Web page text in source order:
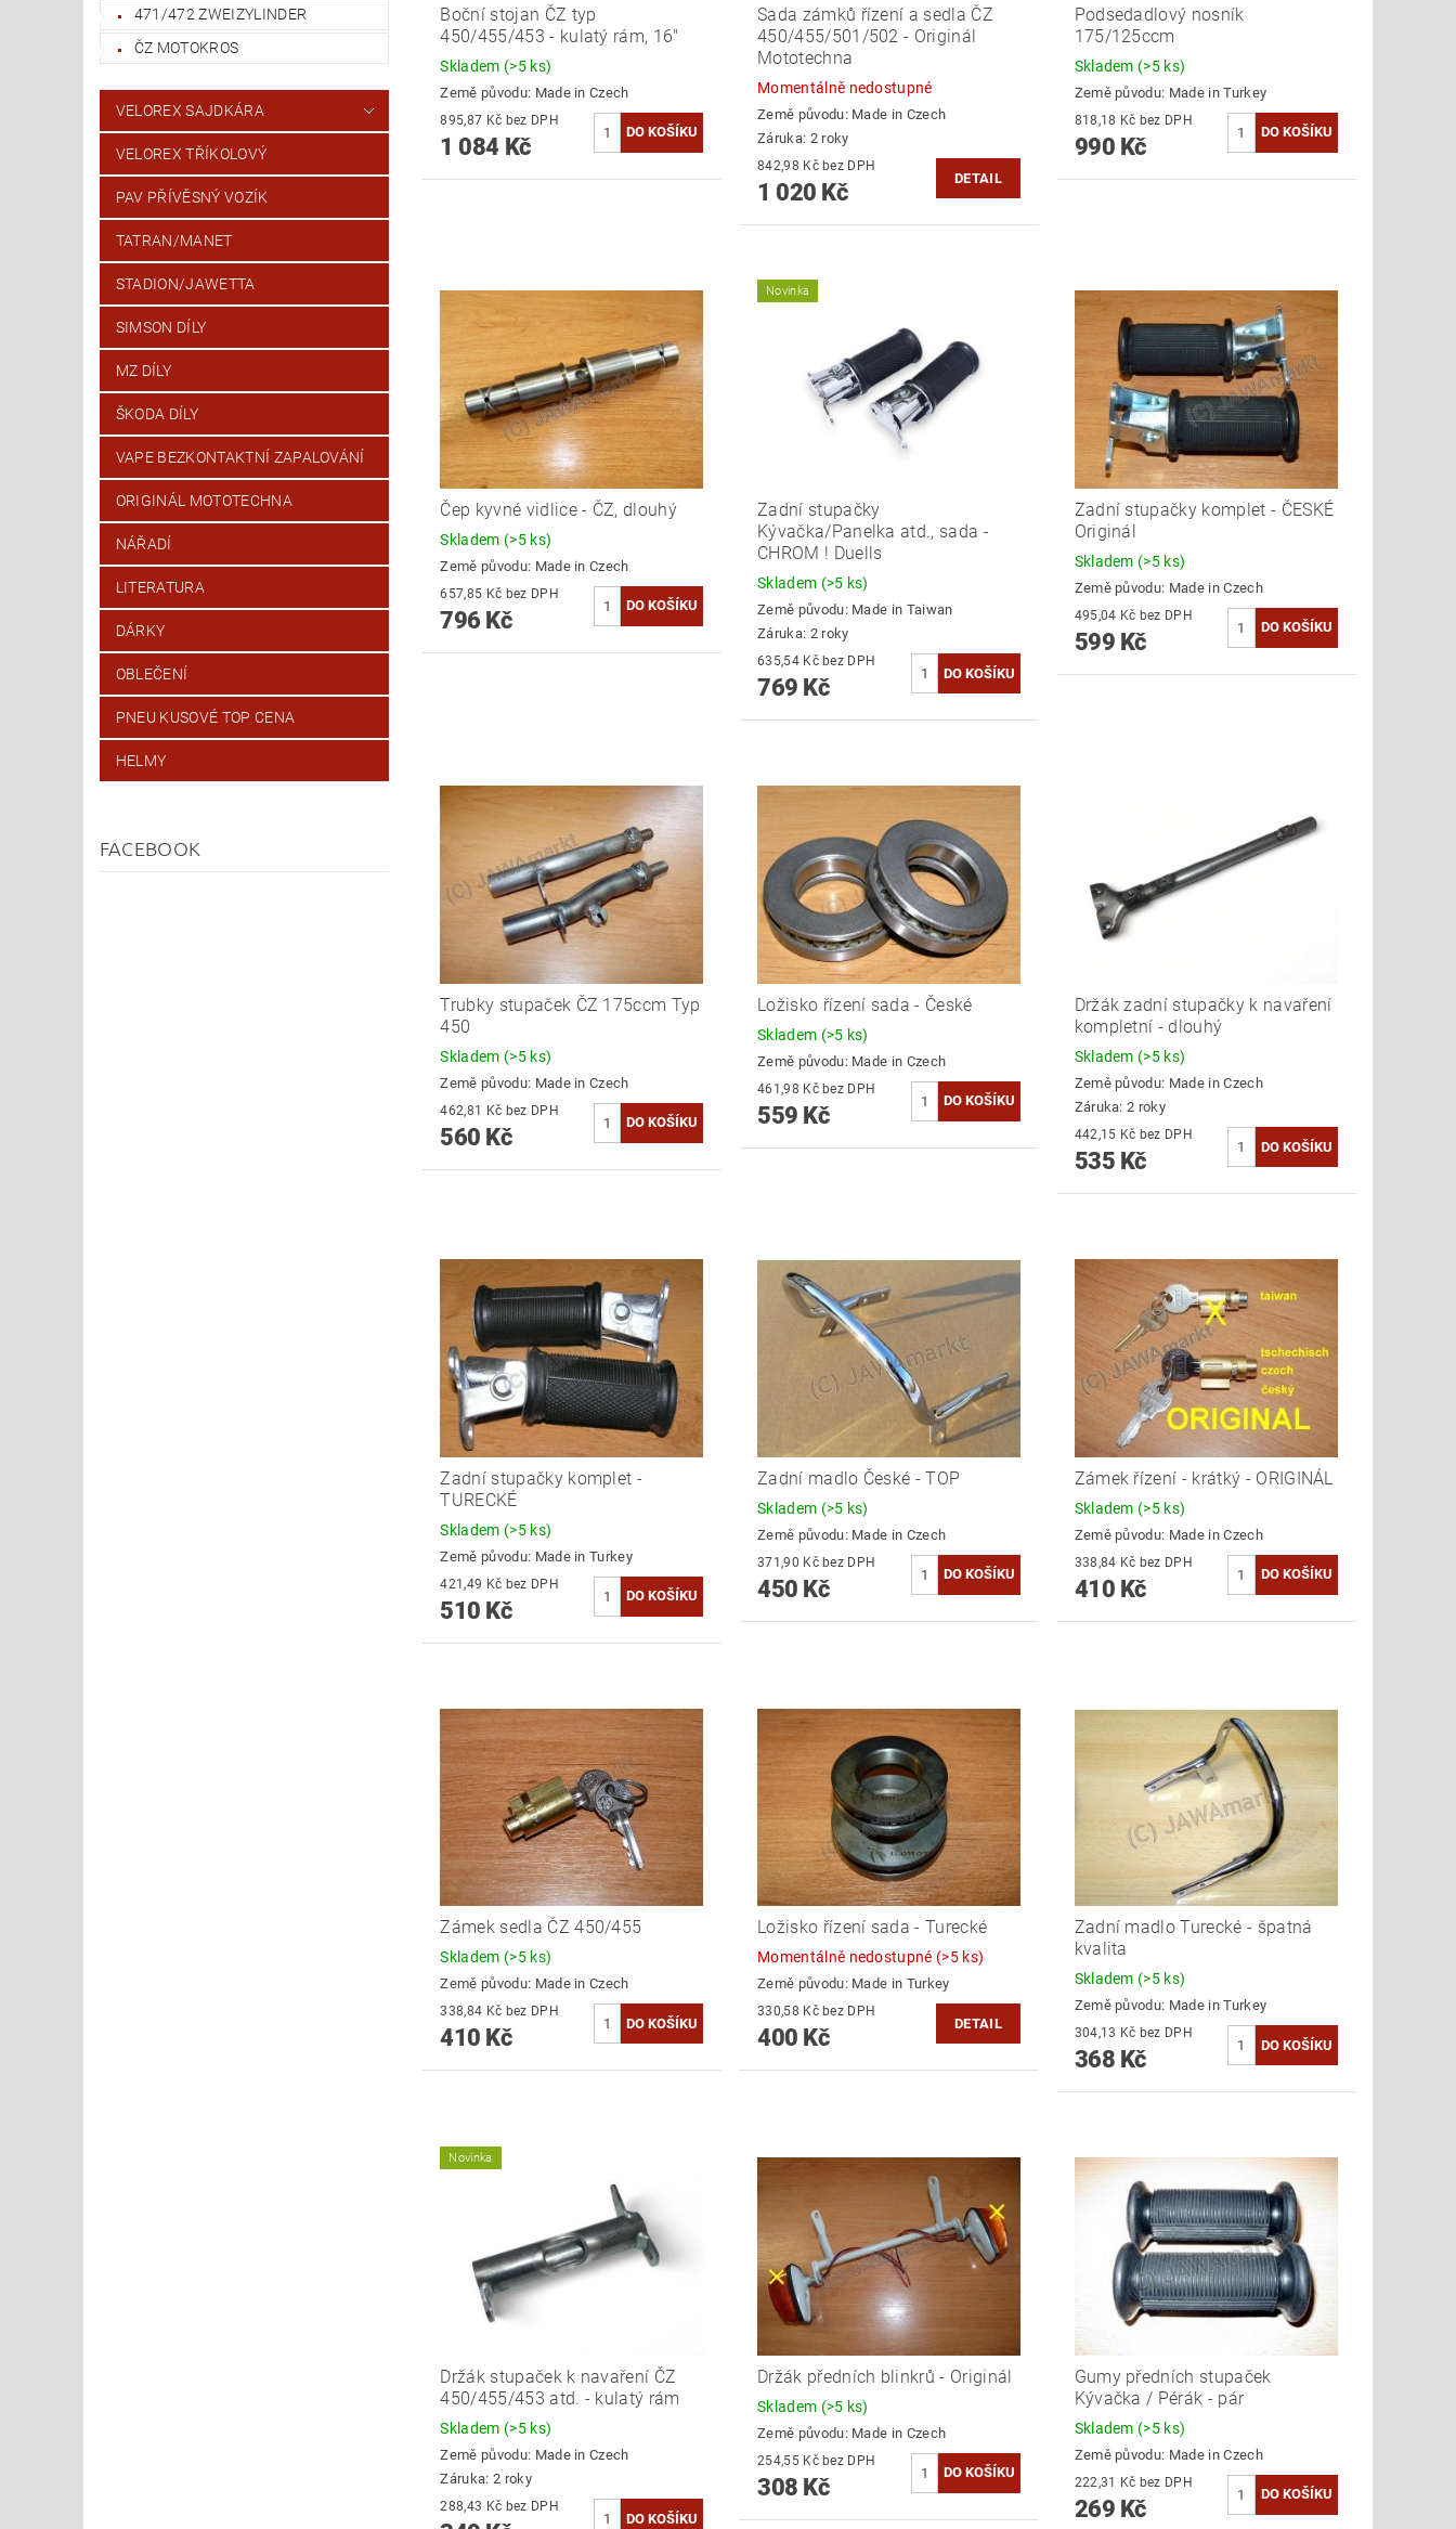
471/472 ZWEIZYLINDER
ČZ MOTOKROS
VELOREX SAJDKÁRA
VELOREX TŘÍKOLOVÝ
PAV PŘÍVĚSNÝ VOZÍK
TATRAN/MANET
STADION/JAWETTA
SIMSON DÍLY
MZ DÍLY
ŠKODA DÍLY
VAPE BEZKONTAKTNÍ ZAPALOVÁNÍ
ORIGINÁL MOTOTECHNA
NÁŘADÍ
LITERATURA
DÁRKY
OBLEČENÍ
PNEU KUSOVÉ TOP CENA
HELMY
FACEBOOK
Boční stojan ČZ typ
450/455/453 - kulatý rám, 16"
Skladem (>5 ks)
Země původu: Made in Czech
895,87 Kč bez DPH
1 084 Kč
Sada zámků řízení a sedla ČZ
450/455/501/502 - Originál
Mototechna
Momentálně nedostupné
Země původu: Made in Czech
Záruka: 2 roky
842,98 Kč bez DPH
1 020 Kč
DETAIL
Podsedadlový nosník
175/125ccm
Skladem (>5 ks)
Země původu: Made in Turkey
818,18 Kč bez DPH
990 Kč
Čep kyvné vidlice - ČZ, dlouhý
Skladem (>5 ks)
Země původu: Made in Czech
657,85 Kč bez DPH
796 Kč
Novinka
Zadní stupačky
Kývačka/Panelka atd., sada -
CHROM ! Duells
Skladem (>5 ks)
Země původu: Made in Taiwan
Záruka: 2 roky
635,54 Kč bez DPH
769 Kč
Zadní stupačky komplet - ČESKÉ
Originál
Skladem (>5 ks)
Země původu: Made in Czech
495,04 Kč bez DPH
599 Kč
Trubky stupaček ČZ 175ccm Typ
450
Skladem (>5 ks)
Země původu: Made in Czech
462,81 Kč bez DPH
560 Kč
Ložisko řízení sada - České
Skladem (>5 ks)
Země původu: Made in Czech
461,98 Kč bez DPH
559 Kč
Držák zadní stupačky k navaření
kompletní - dlouhý
Skladem (>5 ks)
Země původu: Made in Czech
Záruka: 2 roky
442,15 Kč bez DPH
535 Kč
Zadní stupačky komplet -
TURECKÉ
Skladem (>5 ks)
Země původu: Made in Turkey
421,49 Kč bez DPH
510 Kč
Zadní madlo České - TOP
Skladem (>5 ks)
Země původu: Made in Czech
371,90 Kč bez DPH
450 Kč
Zámek řízení - krátký - ORIGINÁL
Skladem (>5 ks)
Země původu: Made in Czech
338,84 Kč bez DPH
410 Kč
Zámek sedla ČZ 450/455
Skladem (>5 ks)
Země původu: Made in Czech
338,84 Kč bez DPH
410 Kč
Ložisko řízení sada - Turecké
Momentálně nedostupné (>5 ks)
Země původu: Made in Turkey
330,58 Kč bez DPH
400 Kč
DETAIL
Zadní madlo Turecké - špatná
kvalita
Skladem (>5 ks)
Země původu: Made in Turkey
304,13 Kč bez DPH
368 Kč
Novinka
Držák stupaček k navaření ČZ
450/455/453 atd. - kulatý rám
Skladem (>5 ks)
Země původu: Made in Czech
Záruka: 2 roky
288,43 Kč bez DPH
Držák předních blinkrů - Originál
Skladem (>5 ks)
Země původu: Made in Czech
254,55 Kč bez DPH
308 Kč
Gumy předních stupaček
Kývačka / Pérák - pár
Skladem (>5 ks)
Země původu: Made in Czech
222,31 Kč bez DPH
269 Kč